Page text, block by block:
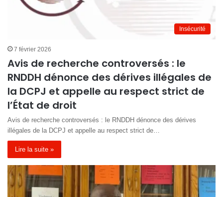
Insécurité
7 février 2026
Avis de recherche controversés : le
RNDDH dénonce des dérives illégales de
la DCPJ et appelle au respect strict de
l’État de droit
Avis de recherche controversés : le RNDDH dénonce des dérives
illégales de la DCPJ et appelle au respect strict de…
Lire la suite »